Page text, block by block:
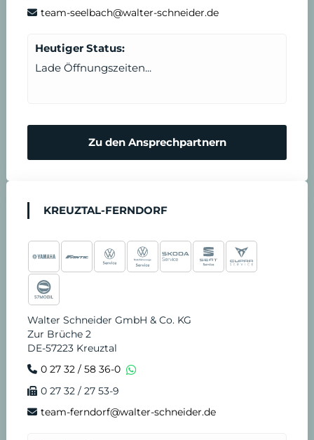
team-seelbach@walter-schneider.de
Heutiger Status:
Lade Öffnungszeiten...
Zu den Ansprechpartnern
KREUZTAL-FERNDORF
Walter Schneider GmbH & Co. KG
Zur Brüche 2
DE-57223 Kreuztal
0 27 32 / 58 36-0
0 27 32 / 27 53-9
team-ferndorf@walter-schneider.de